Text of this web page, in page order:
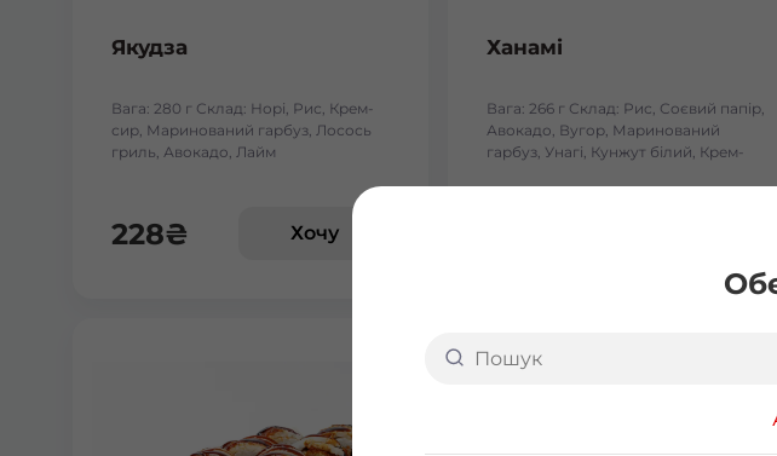
Якудза
Вага: 280 г Склад: Норі, Рис, Крем-
сир, Маринований гарбуз, Лосось
гриль, Авокадо, Лайм
228₴ Хочу
Ханамі
Вага: 266 г Склад: Рис, Соєвий папір,
Авокадо, Вугор, Маринований
гарбуз, Унагі, Кунжут білий, Крем-